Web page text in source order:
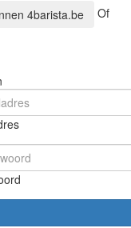
4barista.be Of